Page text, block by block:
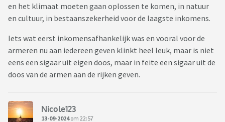
en het klimaat moeten gaan oplossen te komen, in natuur
en cultuur, in bestaanszekerheid voor de laagste inkomens.
Iets wat eerst inkomensafhankelijk was en vooral voor de
armeren nu aan iedereen geven klinkt heel leuk, maar is niet
eens een sigaar uit eigen doos, maar in feite een sigaar uit de
doos van de armen aan de rijken geven.
Nicole123
13-09-2024om 22:57